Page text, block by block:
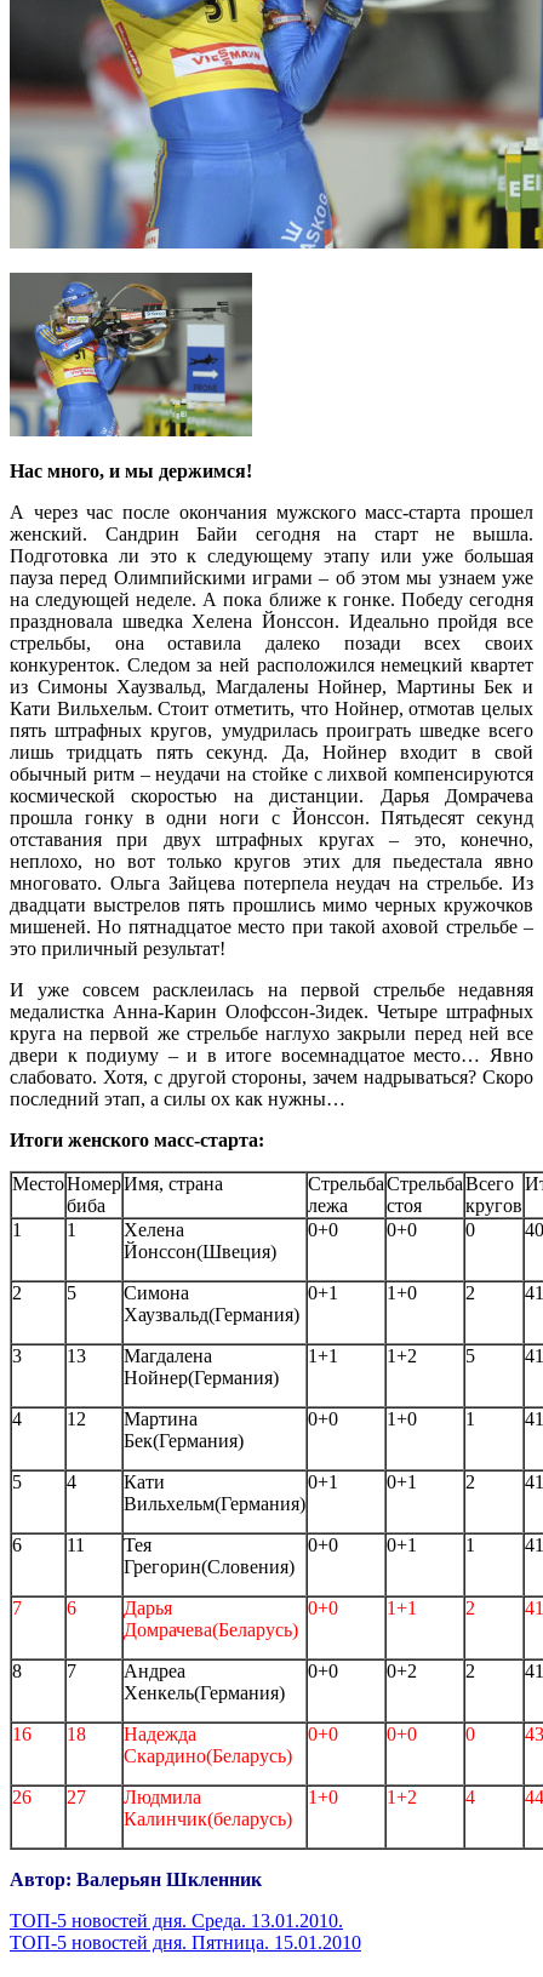
Нас много, и мы держимся!
А через час после окончания мужского масс-старта прошел
женский. Сандрин Байи сегодня на старт не вышла.
Подготовка ли это к следующему этапу или уже большая
пауза перед Олимпийскими играми – об этом мы узнаем уже
на следующей неделе. А пока ближе к гонке. Победу сегодня
праздновала шведка Хелена Йонссон. Идеально пройдя все
стрельбы, она оставила далеко позади всех своих
конкуренток. Следом за ней расположился немецкий квартет
из Симоны Хаузвальд, Магдалены Нойнер, Мартины Бек и
Кати Вильхельм. Стоит отметить, что Нойнер, отмотав целых
пять штрафных кругов, умудрилась проиграть шведке всего
лишь тридцать пять секунд. Да, Нойнер входит в свой
обычный ритм – неудачи на стойке с лихвой компенсируются
космической скоростью на дистанции. Дарья Домрачева
прошла гонку в одни ноги с Йонссон. Пятьдесят секунд
отставания при двух штрафных кругах – это, конечно,
неплохо, но вот только кругов этих для пьедестала явно
многовато. Ольга Зайцева потерпела неудач на стрельбе. Из
двадцати выстрелов пять прошлись мимо черных кружочков
мишеней. Но пятнадцатое место при такой аховой стрельбе –
это приличный результат!
И уже совсем расклеилась на первой стрельбе недавняя
медалистка Анна-Карин Олофссон-Зидек. Четыре штрафных
круга на первой же стрельбе наглухо закрыли перед ней все
двери к подиуму – и в итоге восемнадцатое место… Явно
слабовато. Хотя, с другой стороны, зачем надрываться? Скоро
последний этап, а силы ох как нужны…
Итоги женского масс-старта:
МестоНомер
биба
Имя, страна
Стрельба
лежа
Стрельба
стоя
Всего
кругов
1 1
Хелена
Йонссон(Швеция)
0+0 0+0 0
2 5
Симона
Хаузвальд(Германия)
0+1 1+0 2
3 13
Магдалена
Нойнер(Германия)
1+1 1+2 5
4 12
Мартина
Бек(Германия)
0+0 1+0 1
5 4
Кати
Вильхельм(Германия)
0+1 0+1 2
6 11
Тея
Грегорин(Словения)
0+0 0+1 1
7 6
Дарья
Домрачева(Беларусь)
0+0 1+1 2
8 7
Андреа
Хенкель(Германия)
0+0 0+2 2
16 18
Надежда
Скардино(Беларусь)
0+0 0+0 0
26 27
Людмила
Калинчик(беларусь)
1+0 1+2 4
Автор: Валерьян Шкленник
Навигация
по
ТОП-5 новостей дня. Среда. 13.01.2010.
ТОП-5 новостей дня. Пятница. 15.01.2010